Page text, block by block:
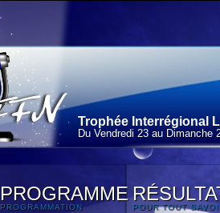
Trophée Interrégional
Du Vendredi 23 au Dimanche
PROGRAMME
PROGRAMMATION POUR TOUT